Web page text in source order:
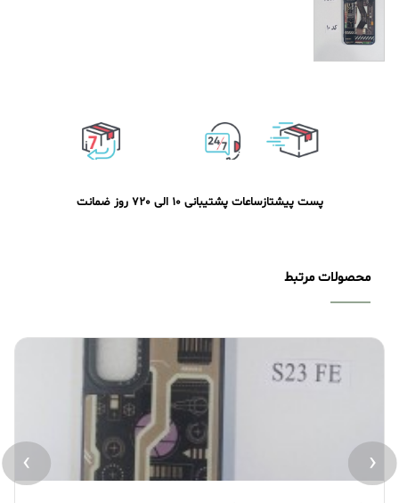
پست پیشتازساعات پشتیبانی 10 الی 20 7 روز ضمانت
محصولات مرتبط
‹
›